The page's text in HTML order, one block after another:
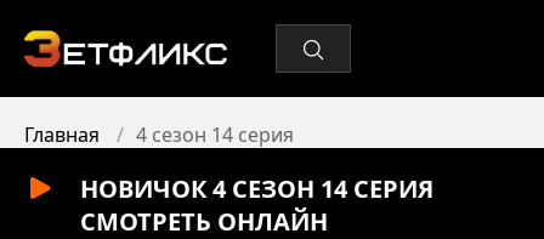
Главная 4 сезон 14 серия
НОВИЧОК 4 СЕЗОН 14 СЕРИЯ
СМОТРЕТЬ ОНЛАЙН